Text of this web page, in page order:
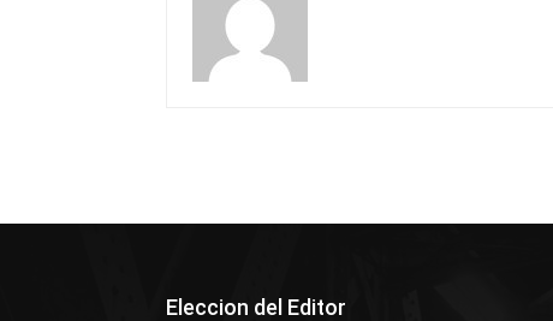
Eleccion del Editor